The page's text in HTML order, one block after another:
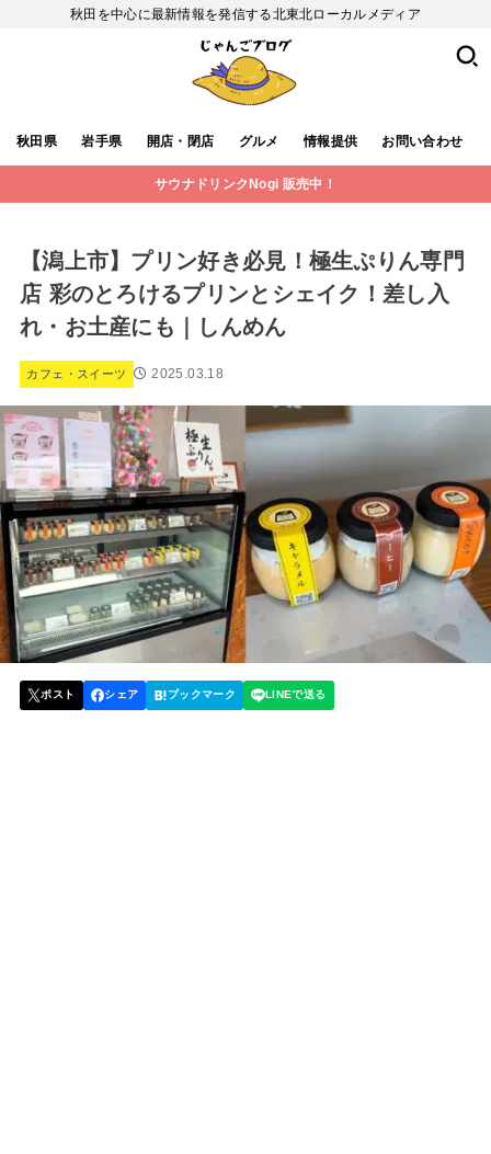
秋田を中心に最新情報を発信する北東北ローカルメディア
秋田県 岩手県 開店・閉店 グルメ 情報提供 お問い合わせ
サウナドリンクNogi 販売中！
【潟上市】プリン好き必見！極生ぷりん専門
店 彩のとろけるプリンとシェイク！差し入
れ・お土産にも｜しんめん
カフェ・スイーツ 2025.03.18